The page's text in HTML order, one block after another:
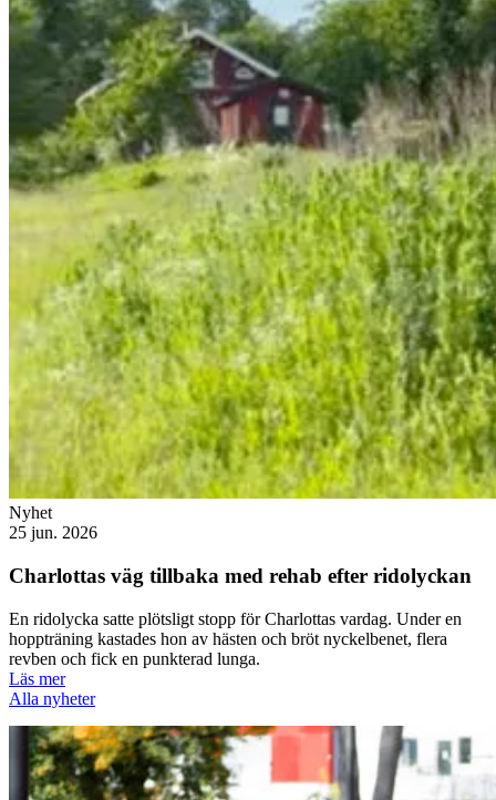
Nyhet
25 jun. 2026
Charlottas väg tillbaka med rehab efter ridolyckan
En ridolycka satte plötsligt stopp för Charlottas vardag. Under en
hoppträning kastades hon av hästen och bröt nyckelbenet, flera
revben och fick en punkterad lunga.
Läs mer
Alla nyheter